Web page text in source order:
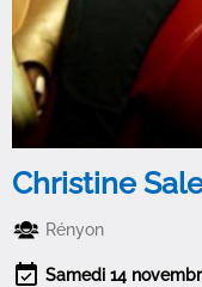
Christine
Rényon
Samedi 14